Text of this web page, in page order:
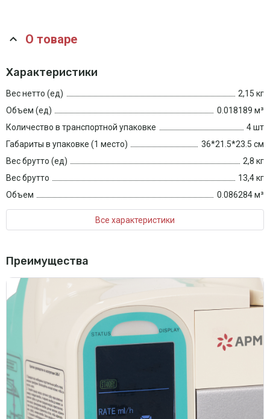
О товаре
Характеристики
Вес нетто (ед)
2,15 кг
Объем (ед)
0.018189 м³
Количество в транспортной упаковке
4 шт
Габариты в упаковке (1 место)
36*21.5*23.5 см
Вес брутто (ед)
2,8 кг
Вес брутто
13,4 кг
Объем
0.086284 м³
Все характеристики
Преимущества